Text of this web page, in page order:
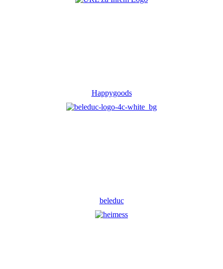
Happygoods
beleduc